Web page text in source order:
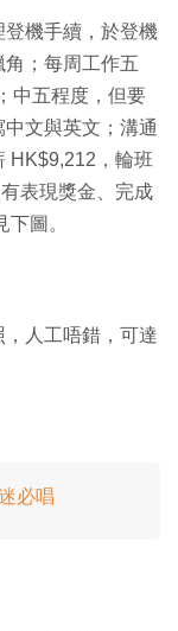
機手續，於登機
；每周工作五
中五程度，但要
文與英文；溝通
HK$9,212，輪班
表現獎金、完成
圖。
人工唔錯，可達
必唱